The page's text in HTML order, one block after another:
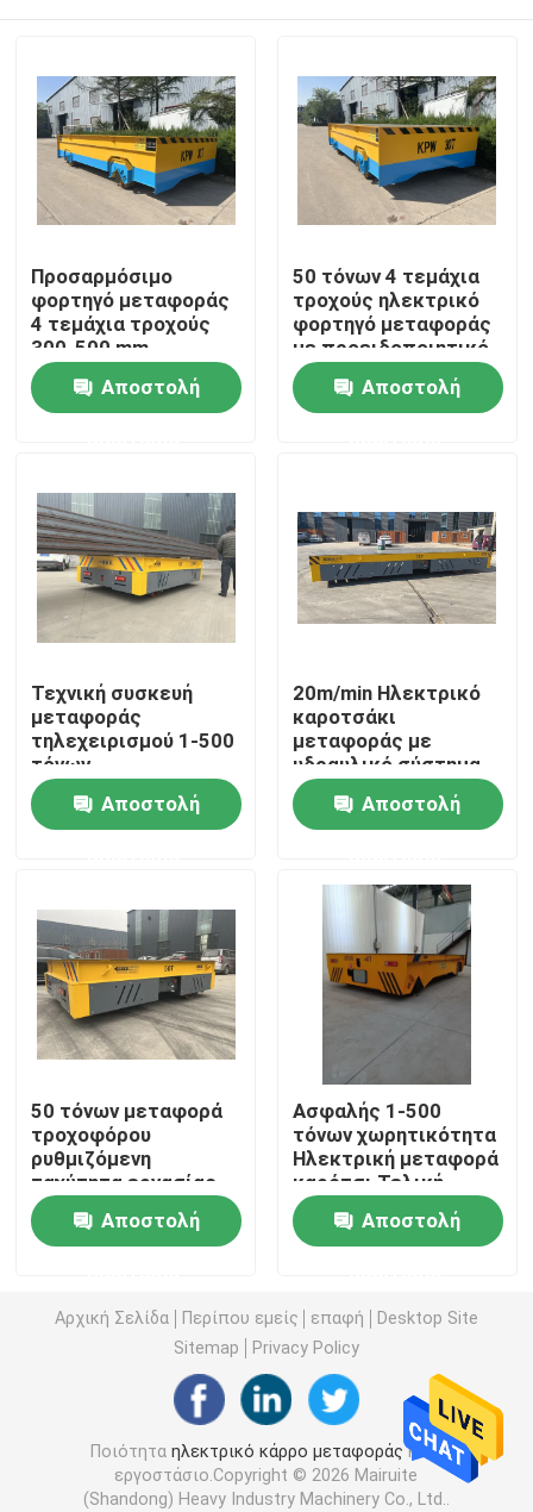
Σπίτι
Προϊόντα
Περίπου εμείς
Γύρος εργοστασίων
Μας ελάτε σε επαφή με
Ζητήστε ένα απόσπασμα
AGV κάρρο μεταφοράς
Κάρρο μεταφοράς ραγών
Γομμαρισμένος λάστιχο γερανός ατσάλινων
Κάδος αρπαγών
Διαστολέας γερανών εμπορευματοκιβωτίων
Explosionproof γερανός
Θόλος δομών χάλυβα
Προσαρμόσιμο
φορτηγό μεταφοράς
4 τεμάχια τροχούς
300-500 mm
διάμετρος τροχού
Αποστολή
50 τόνων 4 τεμάχια
τροχούς ηλεκτρικό
φορτηγό μεταφοράς
με προειδοποιητικό
συναγερμό και τελική
στάση Αποστολή
Τεχνική συσκευή
μεταφοράς
τηλεχειρισμού 1-500
τόνων
Αποστολή
20m/min Ηλεκτρικό
καροτσάκι
μεταφοράς με
υδραυλικό σύστημα
διεύθυνσης
Αποστολή
50 τόνων μεταφορά
τροχοφόρου
ρυθμιζόμενη
ταχύτητα εργασίας
10 mm πάχος πλάκας
Αποστολή
Ασφαλής 1-500
τόνων χωρητικότητα
Ηλεκτρική μεταφορά
καρότσι Τελική
στάση για
βιομηχανικήΑποστολή
Αρχική Σελίδα Περίπου εμείς επαφή
Desktop Site
Sitemap
Privacy Policy
Ποιότητα ηλεκτρικό κάρρο μεταφοράςΚίνα
εργοστάσιο.Copyright © 2026 Mairuite
(Shandong) Heavy Industry Machinery Co., Ltd..